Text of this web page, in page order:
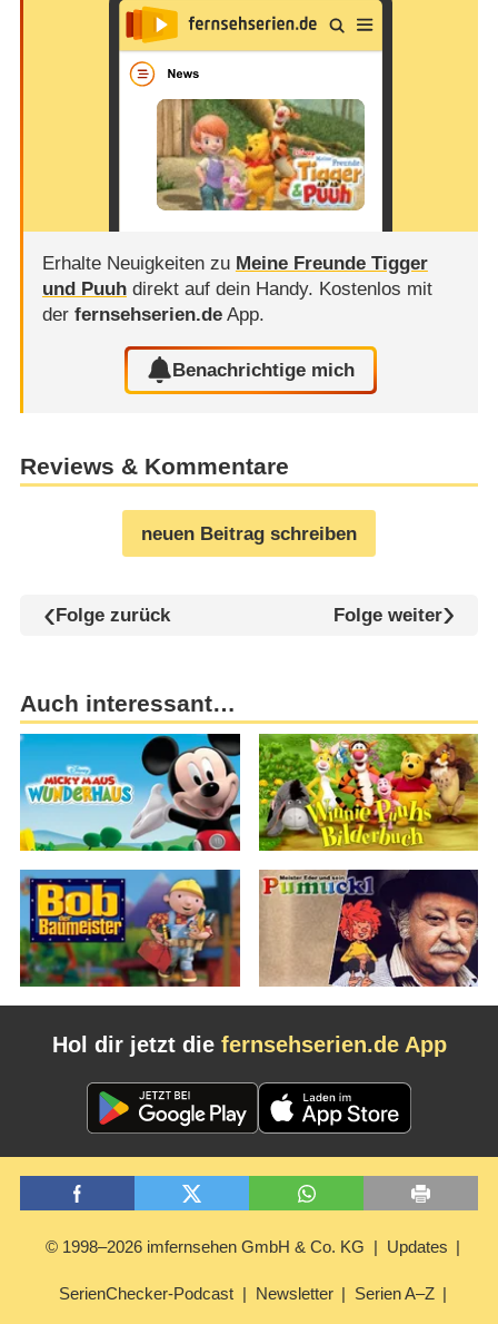
Erhalte Neuigkeiten zu Meine Freunde Tigger
und Puuhdirekt auf dein Handy. Kostenlos mit
der fernsehserien.deApp.
Benachrichtige mich
Reviews & Kommentare
neuen Beitrag schreiben
Folge zurück Folge weiter
Auch interessant…
Hol dir jetzt die fernsehserien.de App
© 1998–2026 imfernsehen GmbH & Co. KG Updates
SerienChecker-Podcast Newsletter Serien A–Z